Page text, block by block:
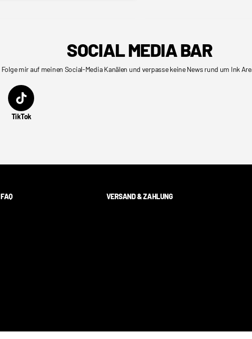
SOCIAL MEDIA BAR
Folge mir auf meinen Social-Media Kanälen und verpasse keine News rund um Ink
TikTok
FAQ VERSAND & ZAHLUNG